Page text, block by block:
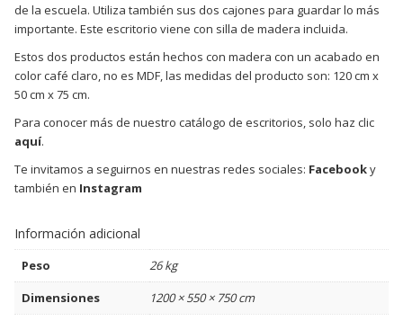
de la escuela. Utiliza también sus dos cajones para guardar lo más
importante. Este escritorio viene con silla de madera incluida.
Estos dos productos están hechos con madera con un acabado en
color café claro, no es MDF, las medidas del producto son: 120 cm x
50 cm x 75 cm.
Para conocer más de nuestro catálogo de escritorios, solo haz clic
aquí.
Te invitamos a seguirnos en nuestras redes sociales: Facebooky
también en Instagram
Información adicional
Peso
26 kg
Dimensiones
1200 × 550 × 750 cm